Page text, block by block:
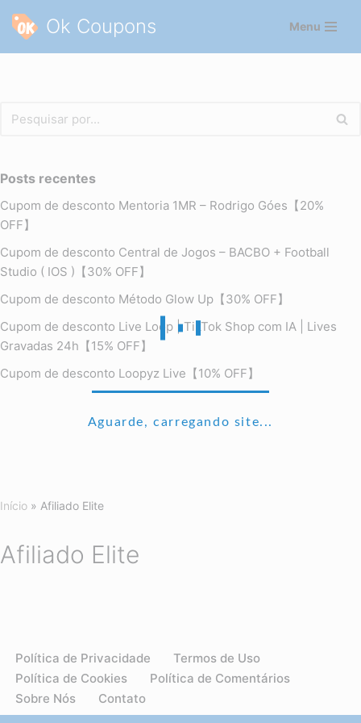
Aguarde, carregando site...
Pular
Ok Coupons Menu
Posts recentes
Cupom de desconto Mentoria 1MR – Rodrigo Góes【20%
OFF】
Cupom de desconto Central de Jogos – BACBO + Football
Studio ( IOS )【30% OFF】
Cupom de desconto Método Glow Up【30% OFF】
Cupom de desconto Live Loop | TikTok Shop com IA | Lives
Gravadas 24h【15% OFF】
Cupom de desconto Loopyz Live【10% OFF】
Início » Afiliado Elite
Afiliado Elite
Política de Privacidade
Termos de Uso
Política de Cookies
Política de Comentários
Sobre Nós
Contato